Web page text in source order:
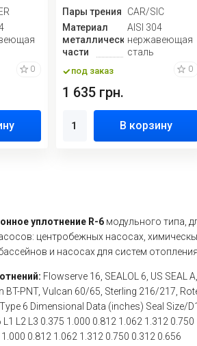
0
Пары трения
CAR/SIC
Материал
металлической
части
AISI 304
нержавеющая
сталь
под заказ 0
1 635 грн.
В корзину
уплотнение R-6 модульного типа,
центробежных насосах,
и насосах для систем
Flowserve 16, SEALOL 6, US SEAL A,
BT-PNT, Vulcan 60/65, Sterling 216/217,
6 Dimensional Data (inches) Seal Size/
L1 L2 L3 0.375 1.000 0.812 1.062 1.312 0.750
0.812 1.062 1.312 0.750 0.312 0.656